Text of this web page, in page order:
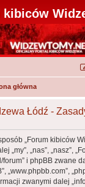
kibiców
główna
Łódź -
„Forum kibiców
„my”, „nas”, „nasz”,
i phpBB zwane
„www.phpbb.com”,
zwanymi dalej